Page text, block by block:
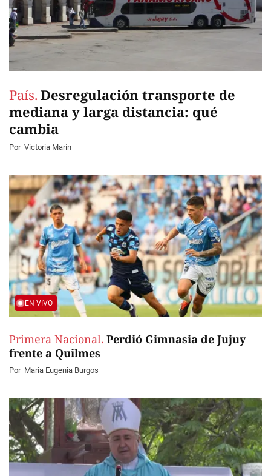
País. Desregulación transporte de
mediana y larga distancia: qué
cambia
Por Victoria Marín
EN VIVO
Primera Nacional. Perdió Gimnasia de Jujuy
frente a Quilmes
Por Maria Eugenia Burgos